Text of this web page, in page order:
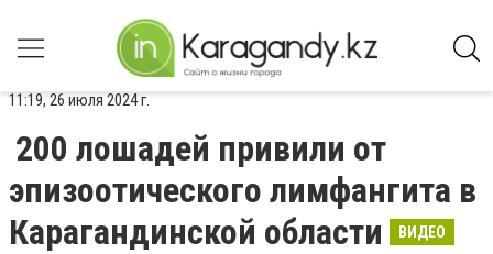
11:19, 26 июля 2024 г.
200 лошадей привили от
эпизоотического лимфангита в
Карагандинской области
ВИДЕО